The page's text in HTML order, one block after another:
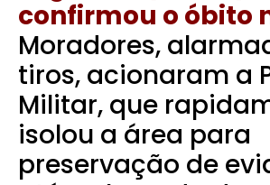
confirmou o óbito
Moradores,
tiros, acionaram a
Militar, que
isolou a área para
preservação de